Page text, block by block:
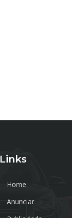
Links
Home
Anunciar